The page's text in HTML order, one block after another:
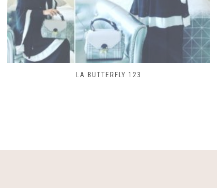
SAC LACET 480